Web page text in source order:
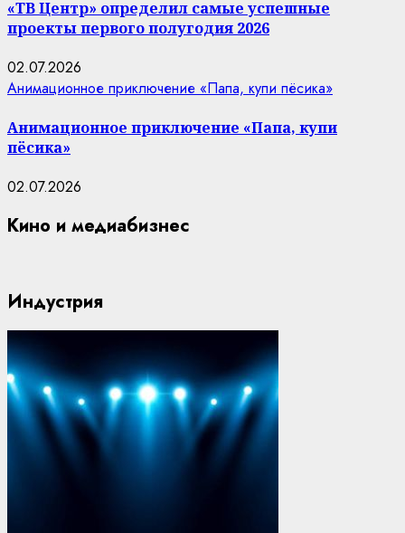
«ТВ Центр» определил самые успешные
проекты первого полугодия 2026
02.07.2026
Анимационное приключение «Папа, купи пёсика»
Анимационное приключение «Папа, купи
пёсика»
02.07.2026
Кино и медиабизнес
Индустрия